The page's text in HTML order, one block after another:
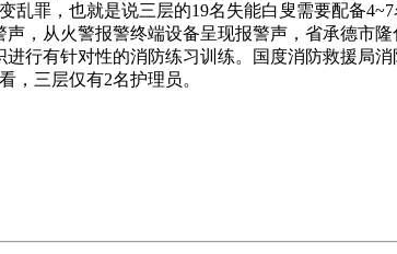
乱罪，也就是说三层的19名失能白叟需要配备
，从火警报警终端设备呈现报警声，省承德市
行有针对性的消防练习训练。国度消防救援局
，三层仅有2名护理员。